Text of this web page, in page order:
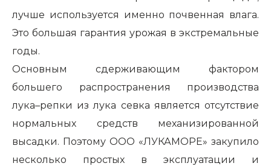
лучше используется именно почвенная влага.
Это большая гарантия урожая в экстремальные
годы.
Основным сдерживающим фактором
большего распространения производства
лука–репки из лука севка является отсутствие
нормальных средств механизированной
высадки. Поэтому ООО «ЛУКАМОРЕ» закупило
несколько простых в эксплуатации и